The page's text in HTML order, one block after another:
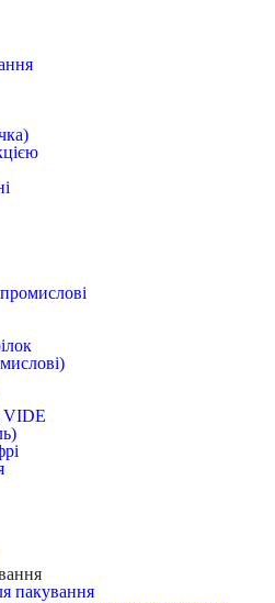
VIDE
пакування